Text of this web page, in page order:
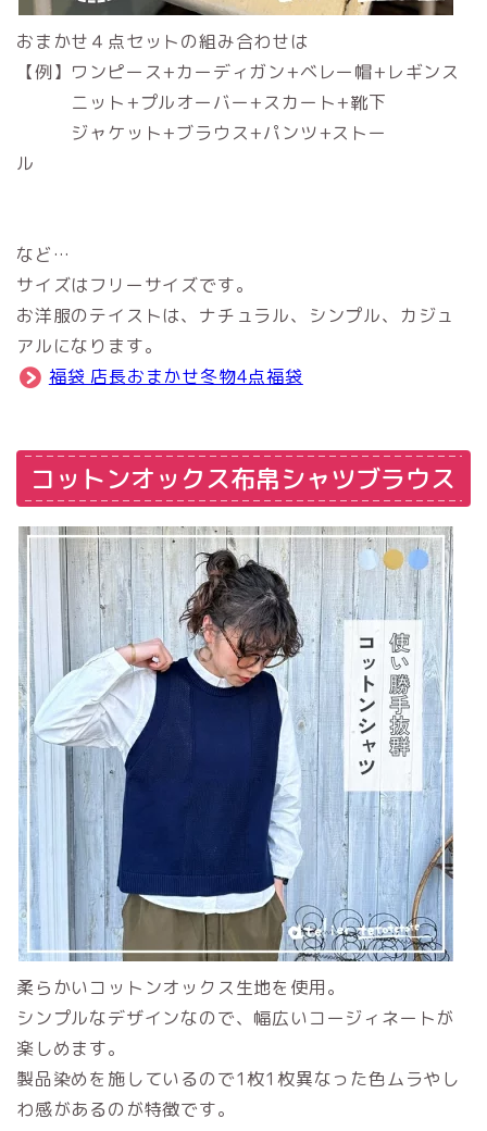
おまかせ４点セットの組み合わせは
【例】ワンピース+カーディガン+ベレー帽+レギンス
ニット+プルオーバー+スカート+靴下
ジャケット+ブラウス+パンツ+ストー
ル
など…
サイズはフリーサイズです。
お洋服のテイストは、ナチュラル、シンプル、カジュ
アルになります。
福袋 店長おまかせ冬物4点福袋
コットンオックス布帛シャツブラウス
柔らかいコットンオックス生地を使用。
シンプルなデザインなので、幅広いコージィネートが
楽しめます。
製品染めを施しているので1枚1枚異なった色ムラやし
わ感があるのが特徴です。